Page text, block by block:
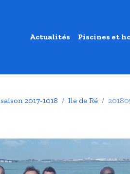
Actualités Piscines et
saison 2017-1018 Ile de Ré